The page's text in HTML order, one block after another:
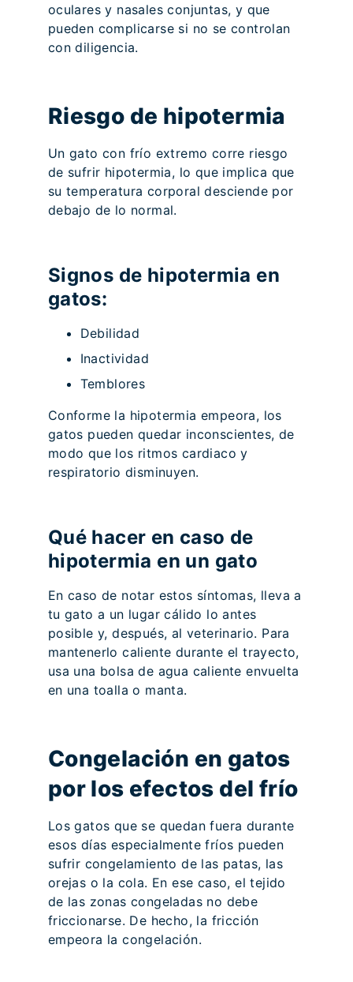
oculares y nasales conjuntas, y que
pueden complicarse si no se controlan
con diligencia.
Riesgo de hipotermia
Un gato con frío extremo corre riesgo
de sufrir hipotermia, lo que implica que
su temperatura corporal desciende por
debajo de lo normal.
Signos de hipotermia en
gatos:
Debilidad
Inactividad
Temblores
Conforme la hipotermia empeora, los
gatos pueden quedar inconscientes, de
modo que los ritmos cardiaco y
respiratorio disminuyen.
Qué hacer en caso de
hipotermia en un gato
En caso de notar estos síntomas, lleva a
tu gato a un lugar cálido lo antes
posible y, después, al veterinario. Para
mantenerlo caliente durante el trayecto,
usa una bolsa de agua caliente envuelta
en una toalla o manta.
Congelación en gatos
por los efectos del frío
Los gatos que se quedan fuera durante
esos días especialmente fríos pueden
sufrir congelamiento de las patas, las
orejas o la cola. En ese caso, el tejido
de las zonas congeladas no debe
friccionarse. De hecho, la fricción
empeora la congelación.